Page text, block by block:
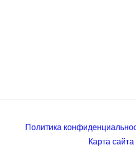
Политика
Карта сайта